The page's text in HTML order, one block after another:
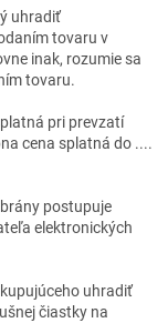
uhradiť
tovaru v
inak, rozumie sa
tovaru.
pri prevzatí
cena splatná do ....
postupuje
elektronických
uhradiť
čiastky na